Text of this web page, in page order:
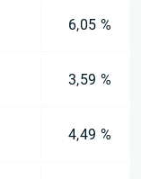
6,05 %
3,59 %
4,49 %